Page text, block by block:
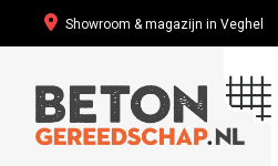
Showroom & magazijn in Veghel